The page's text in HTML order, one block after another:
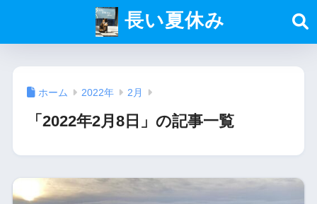
長い夏休み
ホーム 2022年 2月
「2022年2月8日」の記事一覧